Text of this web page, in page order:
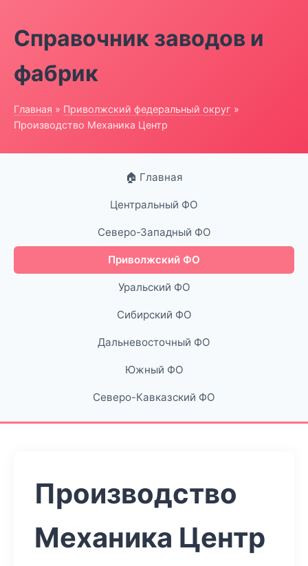
Справочник заводов и
фабрик
Главная » Приволжский федеральный округ »
Производство Механика Центр
🏠 Главная
Центральный ФО
Северо-Западный ФО
Приволжский ФО
Уральский ФО
Сибирский ФО
Дальневосточный ФО
Южный ФО
Северо-Кавказский ФО
Производство
Механика Центр